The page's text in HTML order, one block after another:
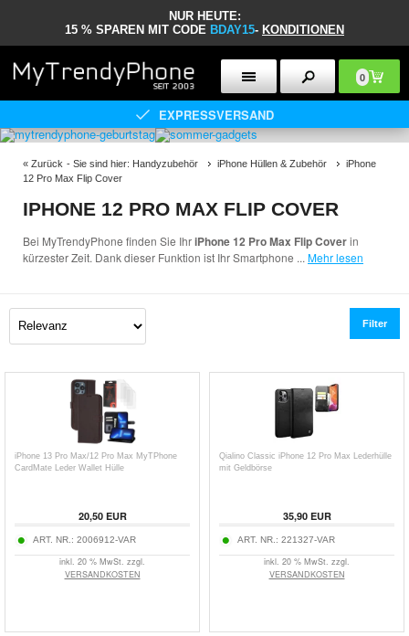
NUR HEUTE:
15 % SPAREN MIT CODE BDAY15- KONDITIONEN
0
EXPRESSVERSAND
« Zurück - Sie sind hier: Handyzubehör iPhone Hüllen & Zubehör
iPhone
12 Pro Max Flip Cover
IPHONE 12 PRO MAX FLIP COVER
Bei MyTrendyPhone finden Sie IhriPhone 12 Pro Max Flip Coverin
kürzester Zeit. Dank dieser Funktion ist Ihr Smartphone ... Mehr lesen
Filter
iPhone 13 Pro Max/12 Pro Max MyTPhone
CardMate Leder Wallet Hülle
20,50EUR
ART. NR.: 2006912-VAR
inkl. 20 % MwSt. zzgl.
VERSANDKOSTEN
Qialino Classic iPhone 12 Pro Max Lederhülle
mit Geldbörse
35,90EUR
ART. NR.: 221327-VAR
inkl. 20 % MwSt. zzgl.
VERSANDKOSTEN